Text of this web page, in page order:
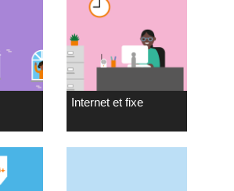
Internet et fixe